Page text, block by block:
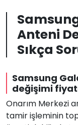
Anteni
Sıkça
Samsung
değişimi
Onarım Merkezi
tamir işleminin